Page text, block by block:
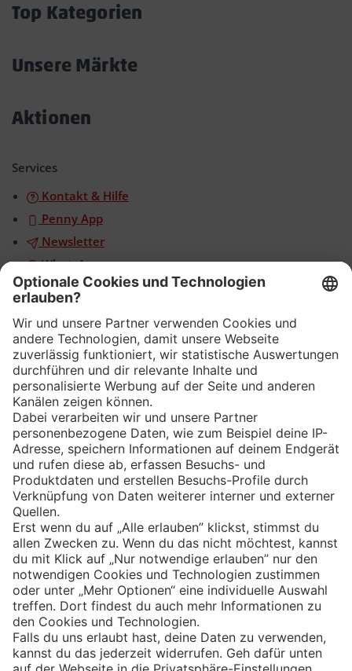
Top Kategorien
Unsere Märkte
Aktionen
Services
Kontakt & Hilfe
Penny App
Newsletter
WhatsApp
App
Eishockey
Impressum